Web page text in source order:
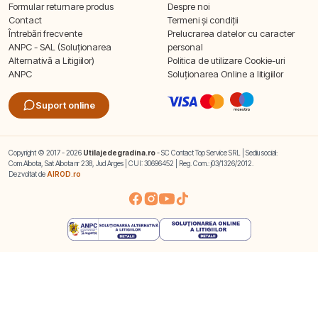
Formular returnare produs
Contact
Întrebări frecvente
ANPC - SAL (Soluționarea
Alternativă a Litigiilor)
ANPC
Suport online
Despre noi
Termeni și condiții
Prelucrarea datelor cu caracter
personal
Politica de utilizare Cookie-uri
Soluționarea Online a litigiilor
Copyright © 2017 - 2026 Utilajedegradina.ro- SC Contact Top Service SRL | Sediu social:
Com.Albota, Sat Albota nr 238, Jud Arges | CUI: 30696452 | Reg. Com.: j03/1326/2012.
Dezvoltat de AIROD.ro